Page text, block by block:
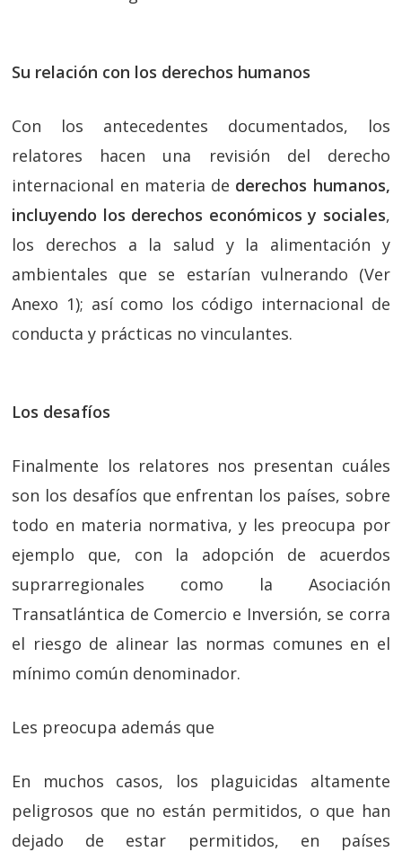
Su relación con los derechos humanos
Con los antecedentes documentados, los
relatores hacen una revisión del derecho
internacional en materia de derechos humanos,
incluyendo los derechos económicos y sociales,
los derechos a la salud y la alimentación y
ambientales que se estarían vulnerando (Ver
Anexo 1); así como los código internacional de
conducta y prácticas no vinculantes.
Los desafíos
Finalmente los relatores nos presentan cuáles
son los desafíos que enfrentan los países, sobre
todo en materia normativa, y les preocupa por
ejemplo que, con la adopción de acuerdos
suprarregionales como la Asociación
Transatlántica de Comercio e Inversión, se corra
el riesgo de alinear las normas comunes en el
mínimo común denominador.
Les preocupa además que
En muchos casos, los plaguicidas altamente
peligrosos que no están permitidos, o que han
dejado de estar permitidos, en países